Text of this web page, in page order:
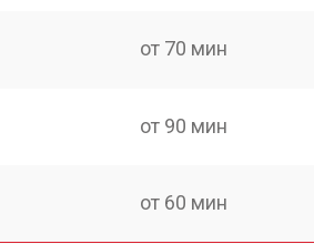
от 70 мин
от 90 мин
от 60 мин